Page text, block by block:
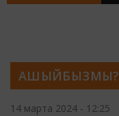
АШЫЙБЫЗМЫ?
14 марта 2024 - 12:25